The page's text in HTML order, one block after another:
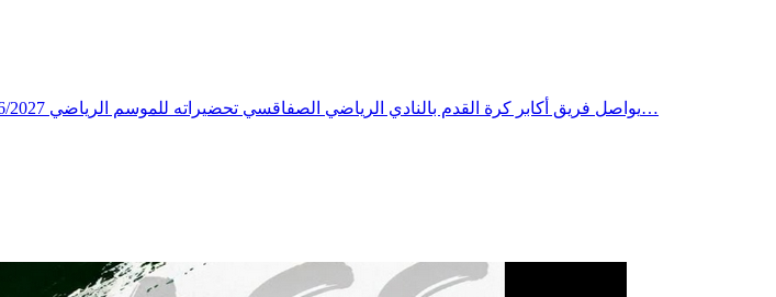
يواصل فريق أكابر كرة القدم بالنادي الرياضي الصفاقسي تحضيراته للموسم الرياضي 2026/2027 ، بعد استئناف التمارين يوم 14 جويلية 2026.وسيتمتع الفريق براحة اليوم 21 جويلية، قبل التحول…